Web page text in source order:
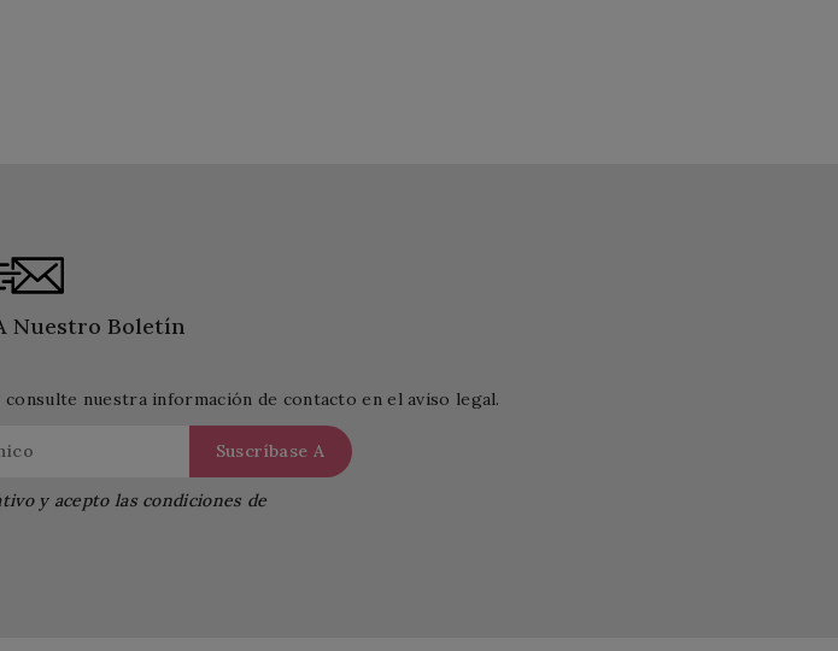
Nuestro Boletín
nuestra información de contacto en el aviso legal.
y acepto las condiciones de